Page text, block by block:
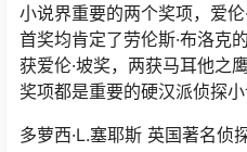
小说界重要的两个奖项，爱
首奖均肯定了劳伦斯·布洛克
获爱伦·坡奖，两获马耳他之
奖项都是重要的硬汉派侦探小
多萝西·L.塞耶斯 英国著名侦